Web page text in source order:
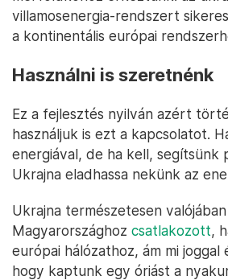
villamosenergia-rendszert
a kontinentális európai
Használni is szeretnénk
Ez a fejlesztés nyilván azért
használjuk is ezt a kapcsolatot.
energiával, de ha kell, segítsünk
Ukrajna eladhassa nekünk az
Ukrajna természetesen
Magyarországhoz csatlakozott,
európai hálózathoz, ám mi joggal
hogy kaptunk egy óriást a